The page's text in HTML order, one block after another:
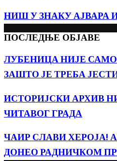
НИШ У ЗНАКУ АЈВАРА
ПОСЛЕДЊЕ ОБЈАВЕ
ЛУБЕНИЦА НИЈЕ
ЗАШТО ЈЕ ТРЕБА
ИСТОРИЈСКИ АРХИВ
ЧИТАВОГ ГРАДА
ЧАИР СЛАВИ ХЕРОЈА!
ДОНЕО РАДНИЧКОМ